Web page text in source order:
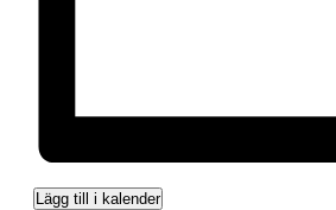
Lägg till i kalender